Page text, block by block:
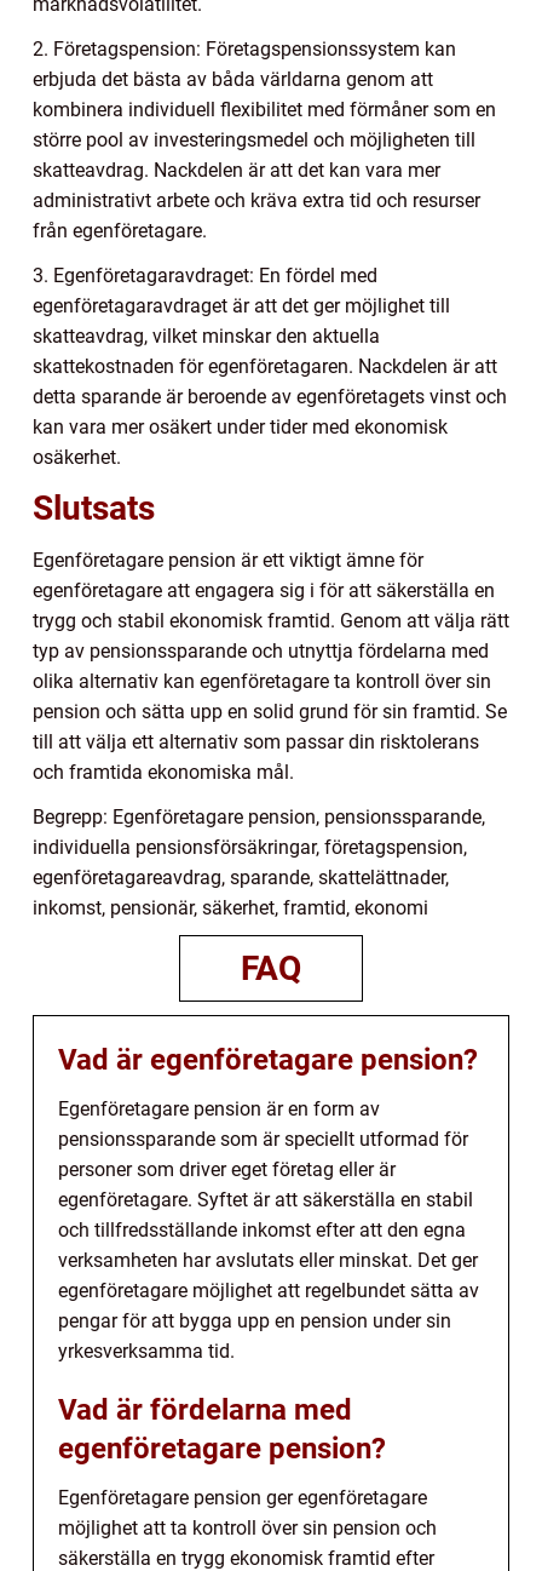
2. Företagspension: Företagspensionssystem kan
erbjuda det bästa av båda världarna genom att
kombinera individuell flexibilitet med förmåner som en
större pool av investeringsmedel och möjligheten till
skatteavdrag. Nackdelen är att det kan vara mer
administrativt arbete och kräva extra tid och resurser
från egenföretagare.
3. Egenföretagaravdraget: En fördel med
egenföretagaravdraget är att det ger möjlighet till
skatteavdrag, vilket minskar den aktuella
skattekostnaden för egenföretagaren. Nackdelen är att
detta sparande är beroende av egenföretagets vinst och
kan vara mer osäkert under tider med ekonomisk
osäkerhet.
Slutsats
Egenföretagare pension är ett viktigt ämne för
egenföretagare att engagera sig i för att säkerställa en
trygg och stabil ekonomisk framtid. Genom att välja rätt
typ av pensionssparande och utnyttja fördelarna med
olika alternativ kan egenföretagare ta kontroll över sin
pension och sätta upp en solid grund för sin framtid. Se
till att välja ett alternativ som passar din risktolerans
och framtida ekonomiska mål.
Begrepp: Egenföretagare pension, pensionssparande,
individuella pensionsförsäkringar, företagspension,
egenföretagareavdrag, sparande, skattelättnader,
inkomst, pensionär, säkerhet, framtid, ekonomi
FAQ
Vad är egenföretagare pension?
Egenföretagare pension är en form av
pensionssparande som är speciellt utformad för
personer som driver eget företag eller är
egenföretagare. Syftet är att säkerställa en stabil
och tillfredsställande inkomst efter att den egna
verksamheten har avslutats eller minskat. Det ger
egenföretagare möjlighet att regelbundet sätta av
pengar för att bygga upp en pension under sin
yrkesverksamma tid.
Vad är fördelarna med
egenföretagare pension?
Egenföretagare pension ger egenföretagare
möjlighet att ta kontroll över sin pension och
säkerställa en trygg ekonomisk framtid efter